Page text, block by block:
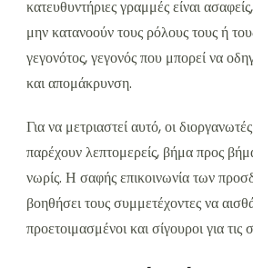
κατευθυντήριες γραμμές είναι
μην κατανοούν τους ρόλους τους ή
γεγονότος, γεγονός που μπορεί να
και απομάκρυνση.
Για να μετριαστεί αυτό, οι
παρέχουν λεπτομερείς, βήμα προς
νωρίς. Η σαφής επικοινωνία των
βοηθήσει τους συμμετέχοντες να
προετοιμασμένοι και σίγουροι για τις